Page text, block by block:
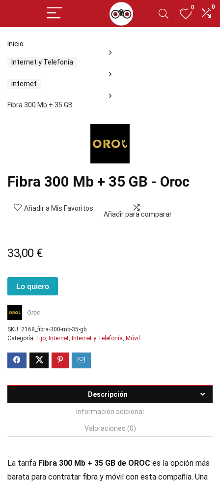
0 0
Inicio
Internet y Telefonía
Internet
Fibra 300 Mb + 35 GB
Fibra 300 Mb + 35 GB - Oroc
Añadir a Mis Favoritos
Añadir para comparar
33,00 €
Lo quiero
Oroc
SKU: 2168_fibra-300-mb-35-gb
Categoría: Fijo, Internet, Internet y Telefonía, Móvil
Descripción
Información adicional
Valoraciones (0)
La tarifa Fibra 300 Mb + 35 GB de OROC es la opción más
barata para contratar fibra y móvil con esta compañía. Una